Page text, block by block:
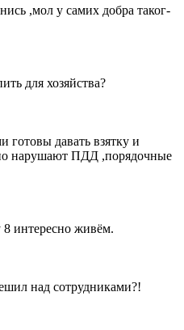
,мол у самих добра таког-
для хозяйства?
готовы давать взятку и
нарушают ПДД ,порядочные
8 интересно живём.
над сотрудниками?!